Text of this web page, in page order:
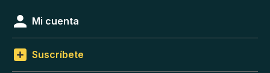
Mi cuenta
Suscríbete